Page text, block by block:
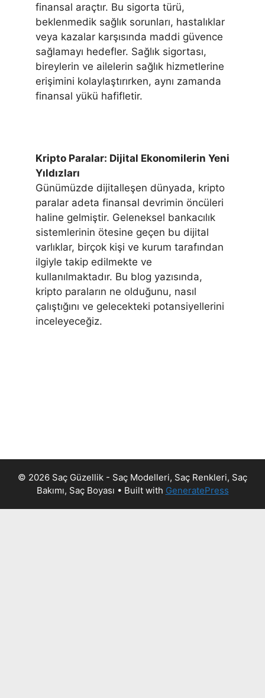
finansal araçtır. Bu sigorta türü,
beklenmedik sağlık sorunları, hastalıklar
veya kazalar karşısında maddi güvence
sağlamayı hedefler. Sağlık sigortası,
bireylerin ve ailelerin sağlık hizmetlerine
erişimini kolaylaştırırken, aynı zamanda
finansal yükü hafifletir.
Kripto Paralar: Dijital Ekonomilerin Yeni
Yıldızları
Günümüzde dijitalleşen dünyada, kripto
paralar adeta finansal devrimin öncüleri
haline gelmiştir. Geleneksel bankacılık
sistemlerinin ötesine geçen bu dijital
varlıklar, birçok kişi ve kurum tarafından
ilgiyle takip edilmekte ve
kullanılmaktadır. Bu blog yazısında,
kripto paraların ne olduğunu, nasıl
çalıştığını ve gelecekteki potansiyellerini
inceleyeceğiz.
© 2026 Saç Güzellik - Saç Modelleri, Saç Renkleri, Saç
Bakımı, Saç Boyası • Built with GeneratePress